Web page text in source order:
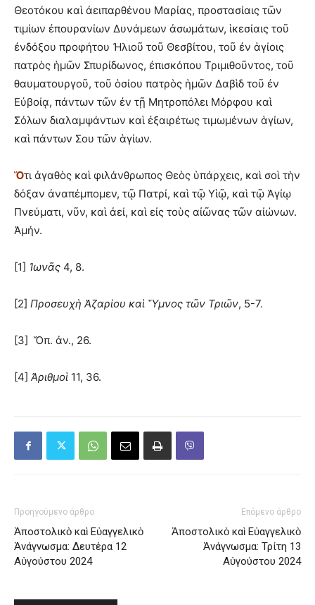
Θεοτόκου καὶ ἀειπαρθένου Μαρίας, προστασίαις τῶν
τιμίων ἐπουρανίων Δυνάμεων ἀσωμάτων, ἱκεσίαις τοῦ
ἐνδόξου προφήτου Ἠλιοῦ τοῦ Θεσβίτου, τοῦ ἐν ἁγίοις
πατρὸς ἡμῶν Σπυρίδωνος, ἐπισκόπου Τριμιθοῦντος, τοῦ
θαυματουργοῦ, τοῦ ὁσίου πατρὸς ἡμῶν Δαβὶδ τοῦ ἐν
Εὐβοίᾳ, πάντων τῶν ἐν τῇ Μητροπόλει Μόρφου καὶ
Σόλων διαλαμψάντων καὶ ἐξαιρέτως τιμωμένων ἁγίων,
καὶ πάντων Σου τῶν ἁγίων.
Ὅτι ἀγαθὸς καὶ φιλάνθρωπος Θεὸς ὑπάρχεις, καὶ σοὶ τὴν
δόξαν ἀναπέμπομεν, τῷ Πατρί, καὶ τῷ Υἱῷ, καὶ τῷ Ἁγίῳ
Πνεύματι, νῦν, καὶ ἀεί, καὶ εἰς τοὺς αἰῶνας τῶν αἰώνων.
Ἀμήν.
[1] Ἰωνᾶς 4, 8.
[2] Προσευχὴ Ἀζαρίου καὶ Ὕμνος τῶν Τριῶν, 5-7.
[3] Ὅπ. ἀν., 26.
[4] Ἀριθμοὶ 11, 36.
Προηγούμενο άρθρο
Ἀποστολικὸ καὶ Εὐαγγελικὸ
Ἀνάγνωσμα: Δευτέρα 12
Αὐγούστου 2024
Επόμενο άρθρο
Ἀποστολικὸ καὶ Εὐαγγελικὸ
Ἀνάγνωσμα: Τρίτη 13
Αὐγούστου 2024